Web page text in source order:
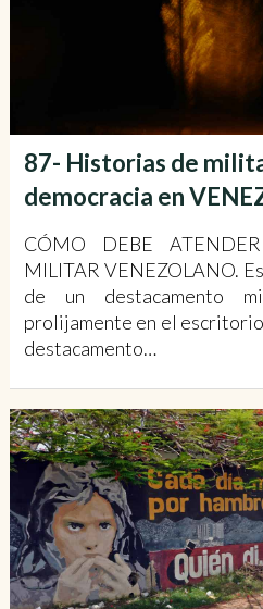
87- Historias de
democracia en
CÓMO DEBE
MILITAR VENEZOLANO.
de un destacamento
prolijamente en el
destacamento…